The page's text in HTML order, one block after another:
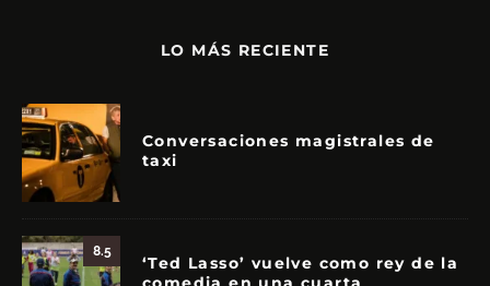
LO MÁS RECIENTE
Conversaciones magistrales de
taxi
8.5
‘Ted Lasso’ vuelve como rey de la